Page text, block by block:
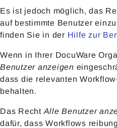
Es ist jedoch möglich, das
auf bestimmte Benutzer
finden Sie in der Hilfe zur
Wenn in Ihrer DocuWare
Benutzer anzeigen
dass die relevanten
behalten.
Das Recht Alle Benutzer
dafür, dass Workflows